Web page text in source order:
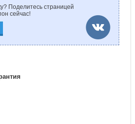
Поделитесь страницей
сейчас!